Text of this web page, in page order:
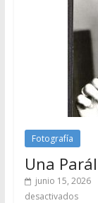
Fotografía
Una
junio 15, 2026
desactivados